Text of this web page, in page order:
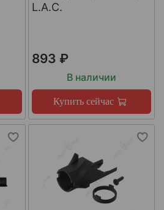
L.A.C.
893 ₽
В наличии
Купить сейчас